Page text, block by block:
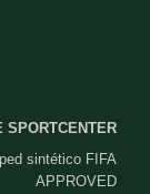
SPORTCENTER
sintético FIFA
APPROVED